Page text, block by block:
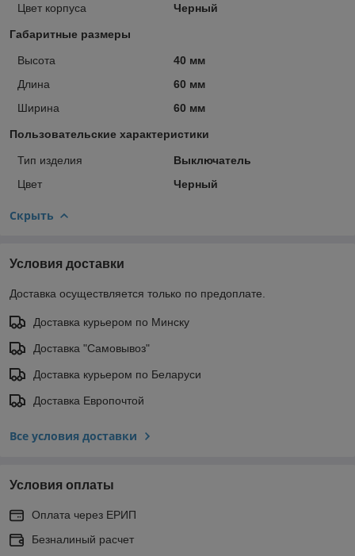
Цвет корпуса
Черный
Габаритные размеры
Высота
40 мм
Длина
60 мм
Ширина
60 мм
Пользовательские характеристики
Тип изделия
Выключатель
Цвет
Черный
Скрыть
Условия доставки
Доставка осуществляется только по предоплате.
Доставка курьером по Минску
Доставка "Самовывоз"
Доставка курьером по Беларуси
Доставка Европочтой
Все условия доставки
Условия оплаты
Оплата через ЕРИП
Безналиный расчет